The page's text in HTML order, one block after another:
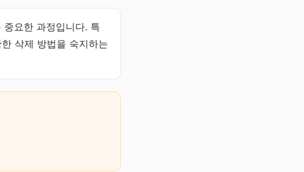
요한 과정입니다. 특
삭제 방법을 숙지하는